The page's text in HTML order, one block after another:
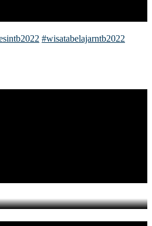
#wisatabelajarntb2022